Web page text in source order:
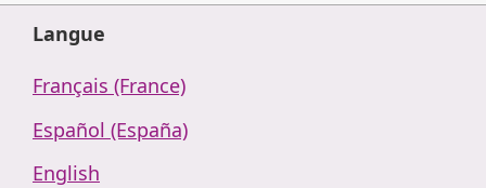
Langue
Français (France)
Español (España)
English